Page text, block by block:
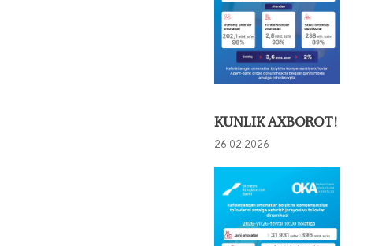
KUNLIK AXBOROT!
26.02.2026